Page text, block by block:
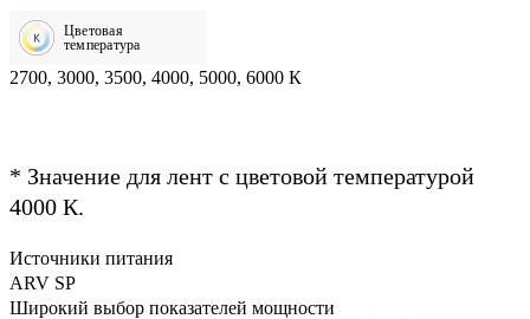
Цветовая
температура
2700, 3000, 3500, 4000, 5000, 6000 К
* Значение для лент с цветовой температурой
4000 К.
Источники питания
ARV SP
Широкий выбор показателей мощности